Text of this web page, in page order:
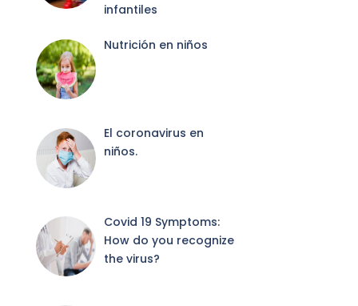
infantiles
Nutrición en niños
El coronavirus en
niños.
Covid 19 Symptoms:
How do you recognize
the virus?